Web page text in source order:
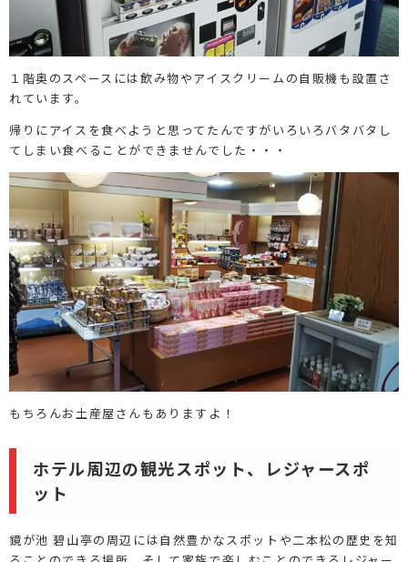
１階奥のスペースには飲み物やアイスクリームの自販機も設置さ
れています。
帰りにアイスを食べようと思ってたんですがいろいろバタバタし
てしまい食べることができませんでした・・・
もちろんお土産屋さんもありますよ！
ホテル周辺の観光スポット、レジャースポ
ット
鏡が池 碧山亭の周辺には自然豊かなスポットや二本松の歴史を知